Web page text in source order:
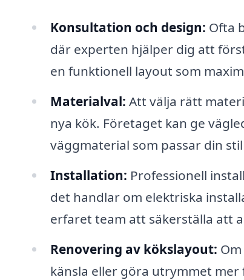
Konsultation och design: Ofta
där experten hjälper dig att
en funktionell layout som
Materialval: Att välja rätt
nya kök. Företaget kan ge
väggmaterial som passar din
Installation: Professionell
det handlar om elektriska
erfaret team att säkerställa att
Renovering av kökslayout:
känsla eller göra utrymmet